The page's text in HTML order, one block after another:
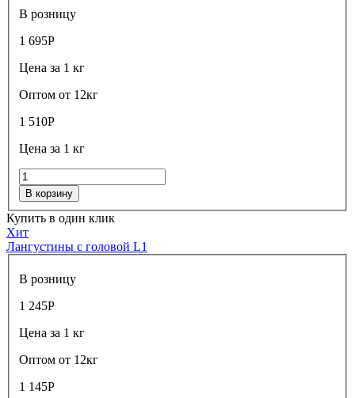
В розницу
1 695Р
Цена за 1 кг
Оптом от 12кг
1 510Р
Цена за 1 кг
В корзину
Купить в один клик
Хит
Лангустины с головой L1
В розницу
1 245Р
Цена за 1 кг
Оптом от 12кг
1 145Р